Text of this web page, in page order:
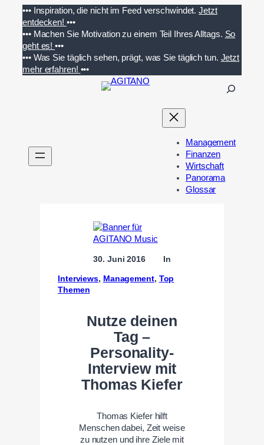
Inhalt
springen
••• Inspiration, die nicht im Feed verschwindet. Jetzt
entdecken! •••
••• Machen Sie Motivation zu einem Teil Ihres Alltags. So
geht es!•••
••• Was Sie täglich sehen, prägt, was Sie täglich tun. Jetzt
mehr erfahren! •••
n
Management
Finanzen
Wirtschaft
Panorama
Glossar
30. Juni 2016 In
Interviews, Management, Top
Themen
Nutze deinen
Tag –
Personality-
Interview mit
Thomas Kiefer
Thomas Kiefer hilft
Menschen dabei, Zeit weise
zu nutzen und ihre Ziele mit